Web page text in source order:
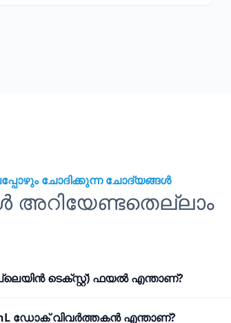
ചോദിക്കുന്ന ചോദ്യങ്ങൾ
അറിയേണ്ടതെല്ലാം
ടെക്സ്റ്റ്) ഫയൽ എന്താണ്?
ഡോക് വിവർത്തകൻ എന്താണ്?